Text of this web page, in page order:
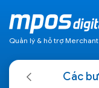
Quản lý & hỗ trợ Merchant